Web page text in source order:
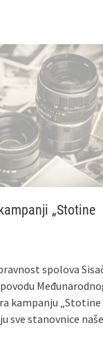
„Stotine
spolova
kampanju „Stotine
sve stanovnice naše